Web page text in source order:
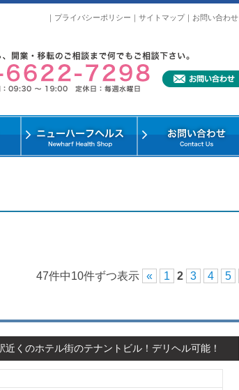
｜ プライバシーポリシー ｜ サイトマップ｜ お問い合わせ
47件中10件ずつ表示 « 1 2 3 4 5
くのホテル街のテナントビル！デリヘル可能！